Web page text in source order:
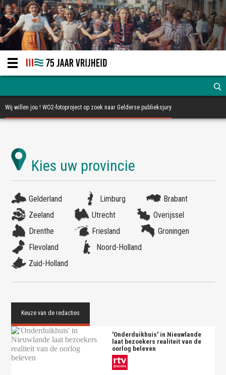
Wij willen jou ! WO2-fotoproject op zoek naar Gelderse publieksjury
Gelderland Limburg
Brabant
Zeeland
Utrecht
Overijssel
Drenthe
Friesland
Groningen
Flevoland
Noord-Holland
Zuid-Holland
'Onderduikhuis' in Nieuwlande
laat bezoekers realiteit van de
oorlog beleven